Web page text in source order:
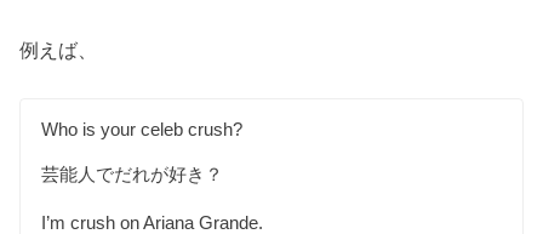
例えば、
Who is your celeb crush?
芸能人でだれが好き？
I’m crush on Ariana Grande.